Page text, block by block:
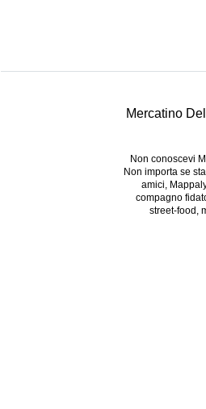
Mercatino
Non conoscevi
Non importa se
amici,
compagno
street-food,